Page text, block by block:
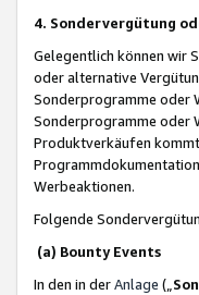
4. Sondervergütung
Gelegentlich können wir
oder alternative
Sonderprogramme oder
Sonderprogramme oder
Produktverkäufen
Werbeaktionen.
Folgende
(a) Bounty Events
In den in derAnlage („